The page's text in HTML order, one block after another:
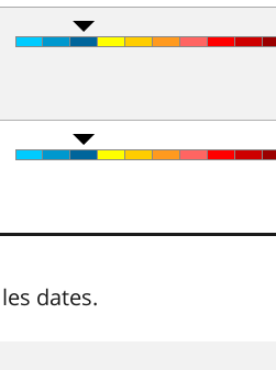
dates.